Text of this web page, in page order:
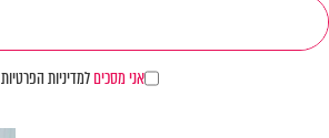
אני מסכיםלמדיניות הפרטיות